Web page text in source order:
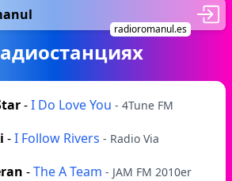
radioromanul.es
-I Do Love You - 4Tune FM
-I Follow Rivers - Radio Via
-The A Team - JAM FM 2010er